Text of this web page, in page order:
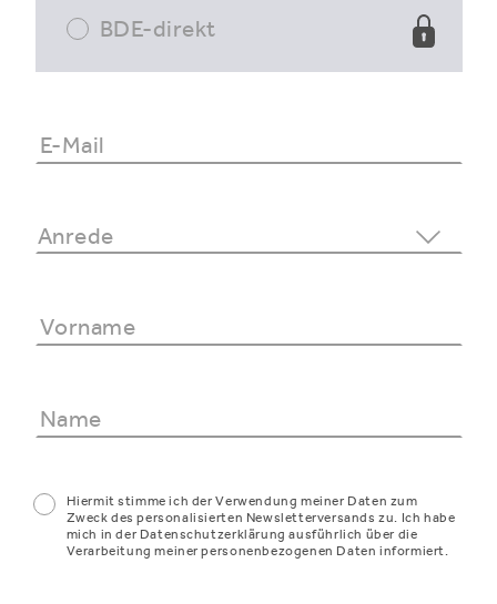
BDE-direkt
Hiermit stimme ich der Verwendung meiner Daten zum
Zweck des personalisierten Newsletterversands zu. Ich habe
mich in der Datenschutzerklärung ausführlich über die
Verarbeitung meiner personenbezogenen Daten informiert.